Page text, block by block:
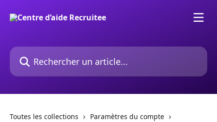
Rechercher un article...
Toutes les collections
Paramètres du compte